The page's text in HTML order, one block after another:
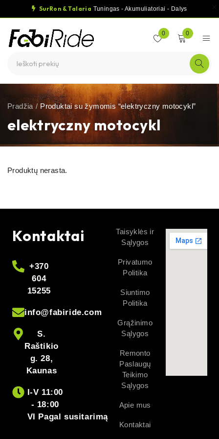
SurRon & Talaria Tuningas - Akumuliatoriai - Dalys
0 0
elektryczny motocykl
Pradžia / Produktai su žymomis “elektryczny motocykl”
Produktų nerasta.
Kontaktai
+370
604
15255
info@fabiride.com
S.
Raštikio
g. 28,
Kaunas
I-V 11:00
- 18:00
VI Pagal susitarimą
Taisyklės ir
Sąlygos
Privatumo
Politika
Siuntimo
Politika
Grąžinimo
Sąlygos
Remonto
Paslaugų
Teikimo
Sąlygos
Apie mus
Kontaktai